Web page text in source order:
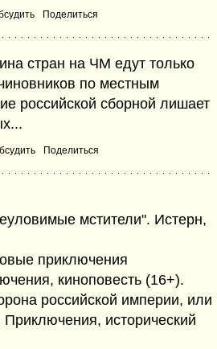
Поделиться
стран на ЧМ едут только
по местным
российской сборной лишает
Поделиться
мстители". Истерн,
приключения
киноповесть (16+).
российской империи, или
исторический